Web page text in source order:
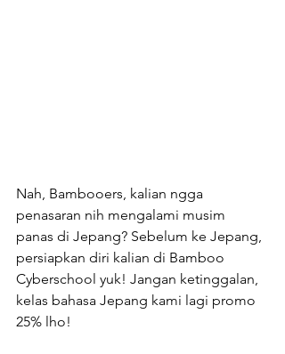
Nah, Bambooers, kalian ngga
penasaran nih mengalami musim
panas di Jepang? Sebelum ke Jepang,
persiapkan diri kalian di Bamboo
Cyberschool yuk! Jangan ketinggalan,
kelas bahasa Jepang kami lagi promo
25% lho!